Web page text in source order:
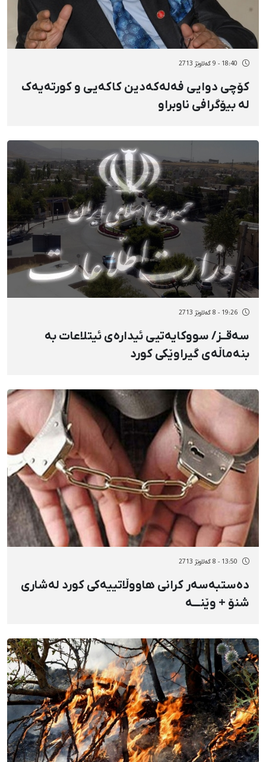
18:40 - 9 گەلاوێژ 2713
کۆچی دوایی فەلەکەدین کاکەیی و کورتەیەک
لە بیۆگرافی ناوبراو
19:26 - 8 گەلاوێژ 2713
سەقــز/ سووکایەتیی ئیدارەی ئیتلاعات بە
بنەماڵەی گیراوێکی کورد
13:50 - 8 گەلاوێژ 2713
دەستبەسەر کرانی هاووڵاتییەکی کورد لەشاری
شنۆ + وێنـــه